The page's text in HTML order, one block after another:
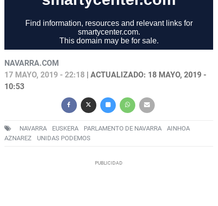
NAVARRA.COM
17 MAYO, 2019 - 22:18 | ACTUALIZADO: 18 MAYO, 2019 -
10:53
NAVARRA EUSKERA PARLAMENTO DE NAVARRA
AINHOA
AZNAREZ
UNIDAS PODEMOS